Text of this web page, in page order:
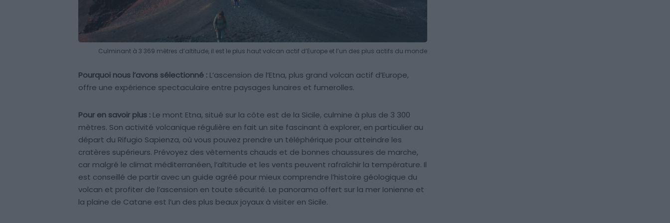
Culminant à 3 369 mètres d’altitude, il est le plus haut volcan actif d’Europe et l’un des plus actifs du monde
Pourquoi nous l’avons sélectionné : L’ascension de l’Etna, plus grand volcan actif d’Europe,
offre une expérience spectaculaire entre paysages lunaires et fumerolles.
Pour en savoir plus : Le mont Etna, situé sur la côte est de la Sicile, culmine à plus de 3 300
mètres. Son activité volcanique régulière en fait un site fascinant à explorer, en particulier au
départ du Rifugio Sapienza, où vous pouvez prendre un téléphérique pour atteindre les
cratères supérieurs. Prévoyez des vêtements chauds et de bonnes chaussures de marche,
car malgré le climat méditerranéen, l’altitude et les vents peuvent rafraîchir la température. Il
est conseillé de partir avec un guide agréé pour mieux comprendre l’histoire géologique du
volcan et profiter de l’ascension en toute sécurité. Le panorama offert sur la mer Ionienne et
la plaine de Catane est l’un des plus beaux joyaux à visiter en Sicile.